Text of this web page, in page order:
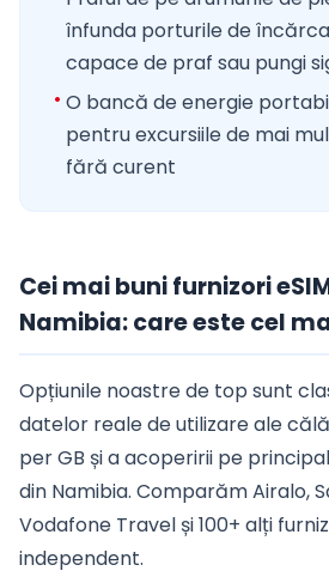
înfunda porturile de
capace de praf sau pungi
O bancă de energie
pentru excursiile de mai
fără curent
Cei mai buni furnizori
Namibia: care este cel
Opțiunile noastre de top sunt
datelor reale de utilizare ale
per GB și a acoperirii pe
din Namibia. Comparăm Airalo,
Vodafone Travel și 100+ alți
independent.